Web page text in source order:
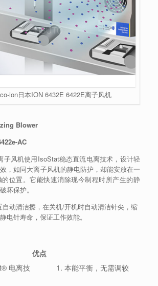
ion日本ION 6432E 6422E离子风机
Blower
AC
子风机使用IsoStat稳态直流电离技术，设计轻
，如同大离子风机的静电防护，却能安放在一
位置。它能快速消除现今制程时所产生的静
坏保护。
自动清洁擦，在关机/开机时自动清洁针尖，缩
电针寿命，保证工作效能。
优点
电离技
本能平衡，无需调较